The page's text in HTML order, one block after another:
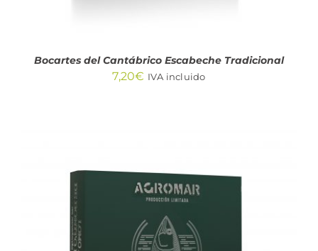
Bocartes del Cantábrico Escabeche Tradicional
7,20€ IVA incluido